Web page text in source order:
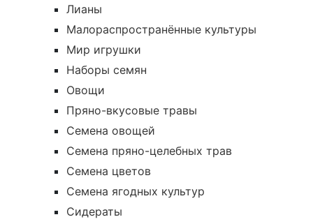
Лианы
Малораспространённые культуры
Мир игрушки
Наборы семян
Овощи
Пряно-вкусовые травы
Семена овощей
Семена пряно-целебных трав
Семена цветов
Семена ягодных культур
Сидераты